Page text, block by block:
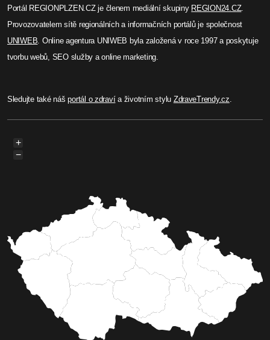
Portál REGIONPLZEN.CZ je členem mediální skupiny REGION24.CZ.
Provozovatelem sítě regionálních a informačních portálů je společnost
UNIWEB. Online agentura UNIWEB byla založená v roce 1997 a poskytuje
tvorbu webů, SEO služby a online marketing.
Sledujte také nášportál o zdravía životním stylu ZdraveTrendy.cz.
+
−